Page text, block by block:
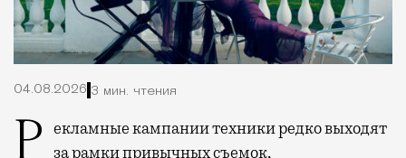
04.08.2026 3 мин. чтения
за рамки привычных съемок,